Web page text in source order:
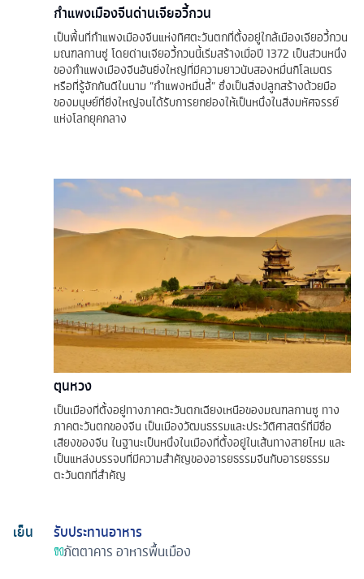
กําแพงเมืองจีนด่านเจียอวี้กวน
เป็นพื้นที่กำแพงเมืองจีนแห่งทิศตะวันตกที่ตั้งอยู่ใกล้เมืองเจียอวี้กวน
มณฑลกานซู่ โดยด่านเจียอวี้กวนนี้เริ่มสร้างเมื่อปี 1372 เป็นส่วนหนึ่ง
ของกำแพงเมืองจีนอันยิ่งใหญ่ที่มีความยาวนับสองหมื่นกิโลเมตร
หรือที่รู้จักกันดีในนาม “กำแพงหมื่นลี้” ซึ่งเป็นสิ่งปลูกสร้างด้วยมือ
ของมนุษย์ที่ยิ่งใหญ่จนได้รับการยกย่องให้เป็นหนึ่งในสิ่งมหัศจรรย์
แห่งโลกยุคกลาง
ตุนหวง
เป็นเมืองที่ตั้งอยู่ทางภาคตะวันตกเฉียงเหนือของมณฑลกานซู ทาง
ภาคตะวันตกของจีน เป็นเมืองวัฒนธรรมและประวัติศาสตร์ที่มีชื่อ
เสียงของจีน ในฐานะเป็นหนึ่งในเมืองที่ตั้งอยู่ในเส้นทางสายไหม และ
เป็นแหล่งบรรจบที่มีความสำคัญของอารยธรรมจีนกับอารยธรรม
ตะวันตกที่สำคัญ
เย็น
รับประทานอาหาร
ภัตตาคารอาหารพื้นเมือง